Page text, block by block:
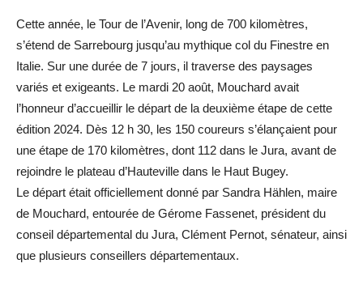
Cette année, le Tour de l’Avenir, long de 700 kilomètres,
s’étend de Sarrebourg jusqu’au mythique col du Finestre en
Italie. Sur une durée de 7 jours, il traverse des paysages
variés et exigeants. Le mardi 20 août, Mouchard avait
l’honneur d’accueillir le départ de la deuxième étape de cette
édition 2024. Dès 12 h 30, les 150 coureurs s’élançaient pour
une étape de 170 kilomètres, dont 112 dans le Jura, avant de
rejoindre le plateau d’Hauteville dans le Haut Bugey.
Le départ était officiellement donné par Sandra Hählen, maire
de Mouchard, entourée de Gérome Fassenet, président du
conseil départemental du Jura, Clément Pernot, sénateur, ainsi
que plusieurs conseillers départementaux.